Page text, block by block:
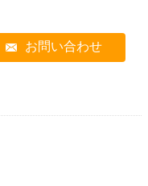
お問い合わせ